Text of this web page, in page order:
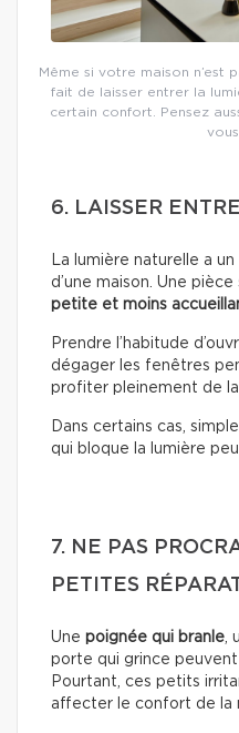
Même si votre maison n’est
fait de laisser entrer la
certain confort. Pensez
6. LAISSER
La lumière naturelle a
d’une maison. Une
petite et moins
Prendre l’habitude
dégager les fenêtres
profiter pleinement de
Dans certains cas,
qui bloque la lumière
7. NE PAS
PETITES
Une poignée qui branle,
porte qui grince
Pourtant, ces petits
affecter le confort de la